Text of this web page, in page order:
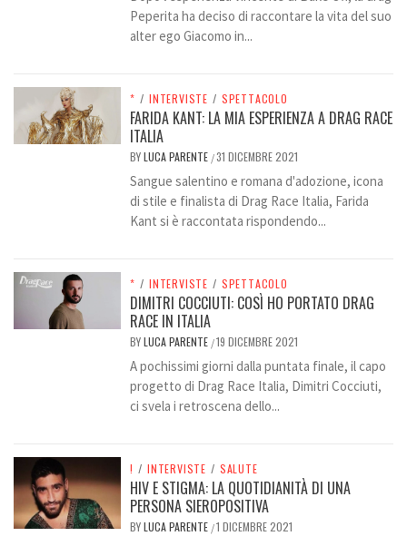
Peperita ha deciso di raccontare la vita del suo
alter ego Giacomo in...
* / INTERVISTE / SPETTACOLO
FARIDA KANT: LA MIA ESPERIENZA A DRAG RACE
ITALIA
BYLUCA PARENTE /31 DICEMBRE 2021
Sangue salentino e romana d'adozione, icona
di stile e finalista di Drag Race Italia, Farida
Kant si è raccontata rispondendo...
* / INTERVISTE / SPETTACOLO
DIMITRI COCCIUTI: COSÌ HO PORTATO DRAG
RACE IN ITALIA
BYLUCA PARENTE /19 DICEMBRE 2021
A pochissimi giorni dalla puntata finale, il capo
progetto di Drag Race Italia, Dimitri Cocciuti,
ci svela i retroscena dello...
! / INTERVISTE / SALUTE
HIV E STIGMA: LA QUOTIDIANITÀ DI UNA
PERSONA SIEROPOSITIVA
BYLUCA PARENTE /1 DICEMBRE 2021